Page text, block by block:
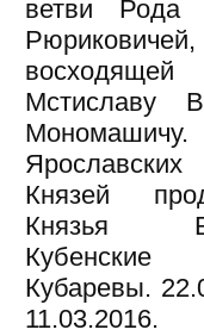
ветви
Рюриковичей,
Мстиславу
Ярославских
Князей
Князья
Кубаревы.
11.03.2016.